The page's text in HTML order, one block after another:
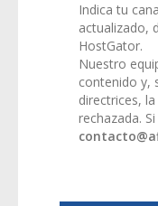
Indica tu
actualizado,
HostGator.
Nuestro
contenido y,
directrices,
rechazada.